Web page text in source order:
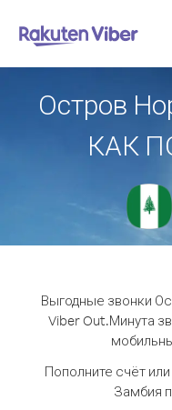
Остров
КАК
Выгодные звонки
Viber Out.Минута
Пополните счёт
Замбия